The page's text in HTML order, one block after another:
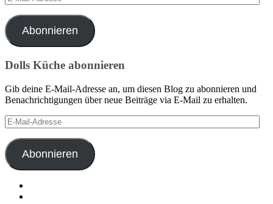
Mail-
Adresse
Abonnieren
Dolls Küche abonnieren
Gib deine E-Mail-Adresse an, um diesen Blog zu abonnieren und
Benachrichtigungen über neue Beiträge via E-Mail zu erhalten.
E-
Mail-
Adresse
Abonnieren